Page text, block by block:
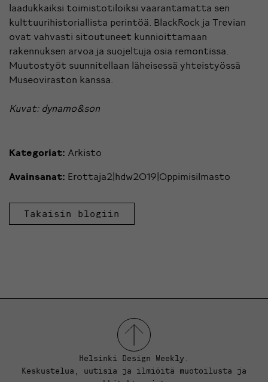
laadukkaiksi toimistotiloiksi vaarantamatta sen
kulttuurihistoriallista perintöä. BlackRock ja Trevian
ovat vahvasti sitoutuneet kunnioittamaan
rakennuksen arvoa ja suojeltuja osia remontissa.
Muutostyöt suunnitellaan läheisessä yhteistyössä
Museoviraston kanssa.
Kuvat: dynamo&son
Kategoriat: Arkisto
Avainsanat: Erottaja2|hdw2019|Oppimisilmasto
Takaisin blogiin
Helsinki Design Weekly.
Keskustelua, uutisia ja ilmiöitä muotoilusta ja